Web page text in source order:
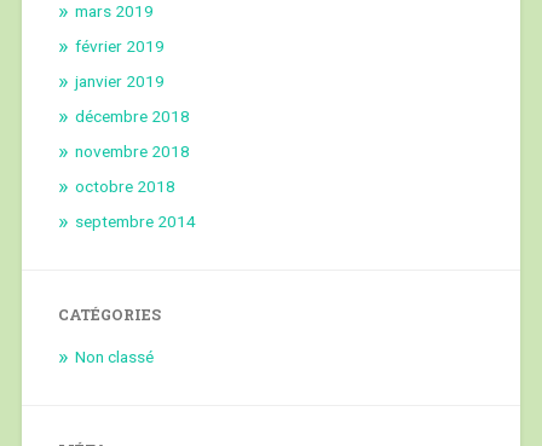
mars 2019
février 2019
janvier 2019
décembre 2018
novembre 2018
octobre 2018
septembre 2014
CATÉGORIES
Non classé